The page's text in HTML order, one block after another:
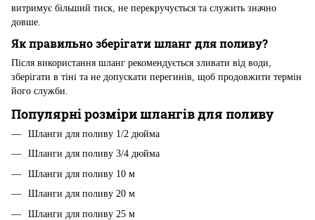
витримує більший тиск, не перекручується та служить значно
довше.
Як правильно зберігати шланг для поливу?
Після використання шланг рекомендується зливати від води,
зберігати в тіні та не допускати перегинів, щоб продовжити термін
його служби.
Популярні розміри шлангів для поливу
Шланги для поливу 1/2 дюйма
Шланги для поливу 3/4 дюйма
Шланги для поливу 10 м
Шланги для поливу 20 м
Шланги для поливу 25 м